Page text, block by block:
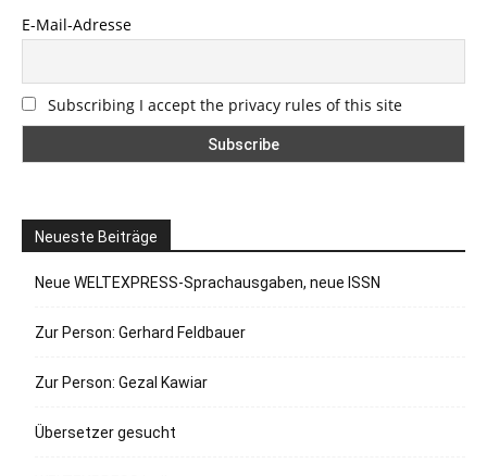
E-Mail-Adresse
Subscribing I accept the privacy rules of this site
Neueste Beiträge
Neue WELTEXPRESS-Sprachausgaben, neue ISSN
Zur Person: Gerhard Feldbauer
Zur Person: Gezal Kawiar
Übersetzer gesucht